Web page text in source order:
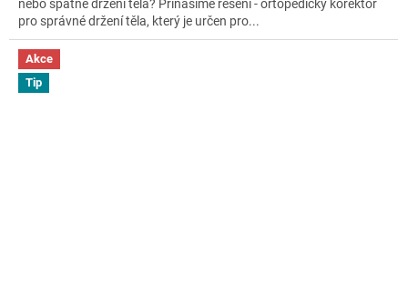
nebo špatné držení těla? Přinášíme řešení - ortopedický korektor
pro správné držení těla, který je určen pro...
Akce
Tip